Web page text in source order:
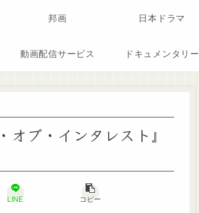
邦画 日本ドラマ
動画配信サービス ドキュメンタリー
ブ・インタレスト』
LINE コピー